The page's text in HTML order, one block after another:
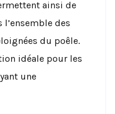
ainsi de
des
du poêle.
idéale pour les
une